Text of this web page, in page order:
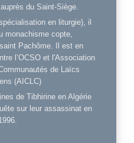
du Saint-Siège.
en liturgie), il
monachisme copte,
Pachôme. Il est en
l’OCSO et l'Association
de Laïcs
(AICLC)
de Tibhirine en Algérie
sur leur assassinat en